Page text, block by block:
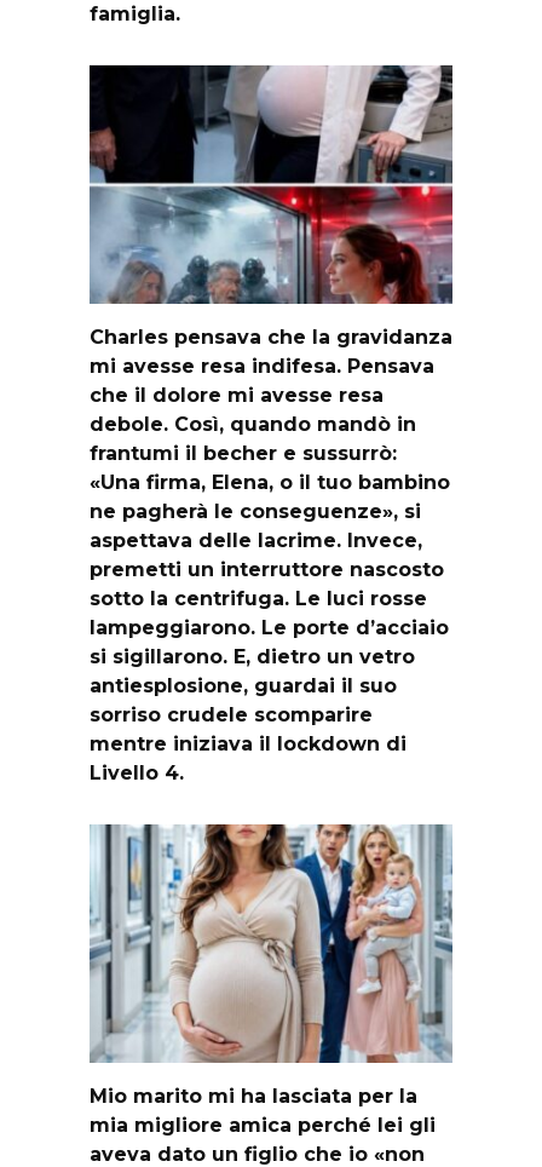
famiglia.
Charles pensava che la gravidanza
mi avesse resa indifesa. Pensava
che il dolore mi avesse resa
debole. Così, quando mandò in
frantumi il becher e sussurrò:
«Una firma, Elena, o il tuo bambino
ne pagherà le conseguenze», si
aspettava delle lacrime. Invece,
premetti un interruttore nascosto
sotto la centrifuga. Le luci rosse
lampeggiarono. Le porte d’acciaio
si sigillarono. E, dietro un vetro
antiesplosione, guardai il suo
sorriso crudele scomparire
mentre iniziava il lockdown di
Livello 4.
Mio marito mi ha lasciata per la
mia migliore amica perché lei gli
aveva dato un figlio che io «non